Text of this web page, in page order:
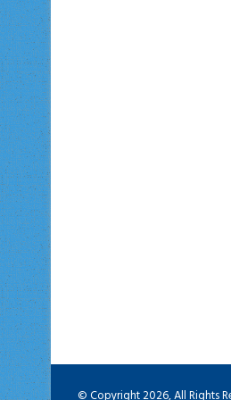
© Copyright 2026, All Rights